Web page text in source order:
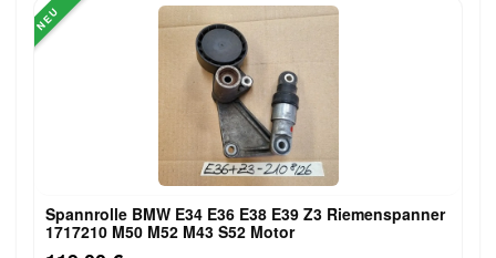
NEU
Spannrolle BMW E34 E36 E38 E39 Z3 Riemenspanner
1717210 M50 M52 M43 S52 Motor